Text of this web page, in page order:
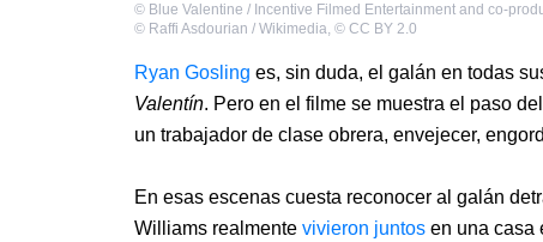
© Blue Valentine / Incentive Filmed Entertainment and co-
© Raffi Asdourian / Wikimedia, © CC BY 2.0
Ryan Gosling es, sin duda, el galán en todas
Valentín. Pero en el filme se muestra el paso
un trabajador de clase obrera, envejecer,
En esas escenas cuesta reconocer al galán
Williams realmente vivieron juntos en una casa